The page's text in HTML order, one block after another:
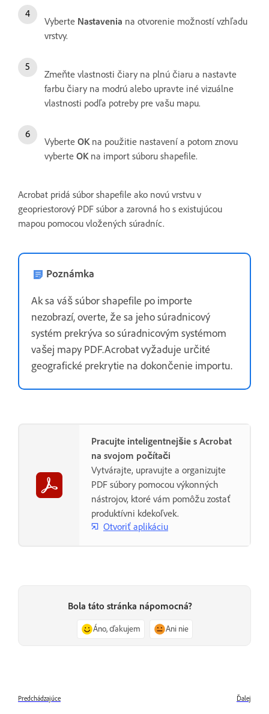
Vyberte Nastavenia na otvorenie možností vzhľadu
vrstvy.
Zmeňte vlastnosti čiary na plnú čiaru a nastavte
farbu čiary na modrú alebo upravte iné vizuálne
vlastnosti podľa potreby pre vašu mapu.
Vyberte OKna použitie nastavení a potom znovu
vyberte OKna import súboru shapefile.
Acrobat pridá súbor shapefile ako novú vrstvu v
geopriestorový PDF súbor a zarovná ho s existujúcou
mapou pomocou vložených súradníc.
Poznámka
Ak sa váš súbor shapefile po importe
nezobrazí, overte, že sa jeho súradnicový
systém prekrýva so súradnicovým systémom
vašej mapy PDF.Acrobat vyžaduje určité
geografické prekrytie na dokončenie importu.
Pracujte inteligentnejšie s Acrobat
na svojom počítači
Vytvárajte, upravujte a organizujte
PDF súbory pomocou výkonných
nástrojov, ktoré vám pomôžu zostať
produktívni kdekoľvek.
Otvoriť aplikáciu
Bola táto stránka nápomocná?
Áno, ďakujem Ani nie
Predchádzajúce Ďalej